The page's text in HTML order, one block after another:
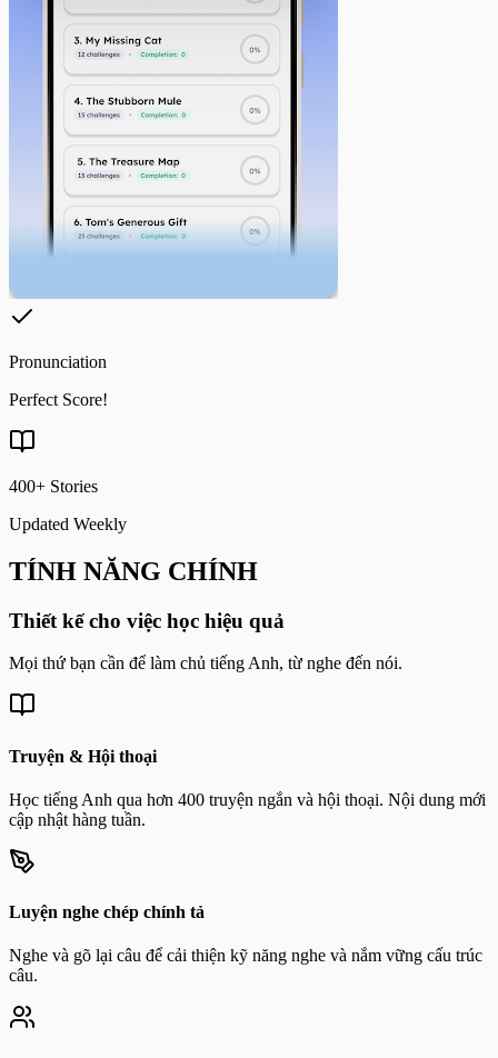
Đọc và Ghi File
Làm việc với CSV
Làm việc với JSON
Modules
*args và **kwargs
Đệ quy (Recursion)
Scope và Namespace
Quản lý bộ nhớ (Memory Management)
Decorators (Hàm trang trí)
Generators và Iterators
Context Managers (with statement)
Regular Expressions
Walrus Operator (:=)
Bài tập File Operations - Cơ bản
Bài tập File Operations - Nâng cao
Bài tập CSV - Cơ bản
Bài tập CSV - Nâng cao
Bài tập Enumerate & Zip - Cơ bản
Bài tập Enumerate & Zip - Nâng cao
Bài tập Modules - Cơ bản
Bài tập Modules - Nâng cao
Bài tập Sử dụng hàm print()
Pronunciation
Perfect Score!
400+ Stories
Updated Weekly
TÍNH NĂNG CHÍNH
Thiết kế cho việc học hiệu quả
Mọi thứ bạn cần để làm chủ tiếng Anh, từ nghe đến nói.
Truyện & Hội thoại
Học tiếng Anh qua hơn 400 truyện ngắn và hội thoại. Nội dung mới
cập nhật hàng tuần.
Luyện nghe chép chính tả
Nghe và gõ lại câu để cải thiện kỹ năng nghe và nắm vững cấu trúc
câu.